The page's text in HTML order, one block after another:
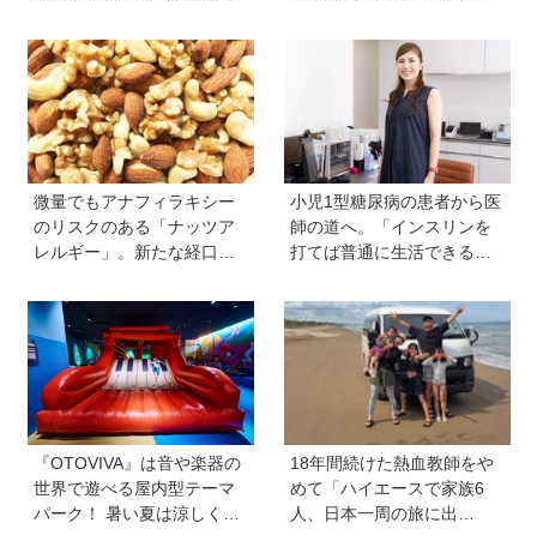
が渇くことだった
微量でもアナフィラキシー
のリスクのある「ナッツア
レルギー」。新たな経口免
門医に聞きました＞
小児1型糖尿病の患者から医
師の道へ。「インスリンを
打てば普通に生活できる」
い、専門医を目指すように
『OTOVIVA』は音や楽器の
世界で遊べる屋内型テーマ
パーク！ 暑い夏は涼しく遊
18年間続けた熱血教師をや
めて「ハイエースで家族6
人、日本一周の旅に出